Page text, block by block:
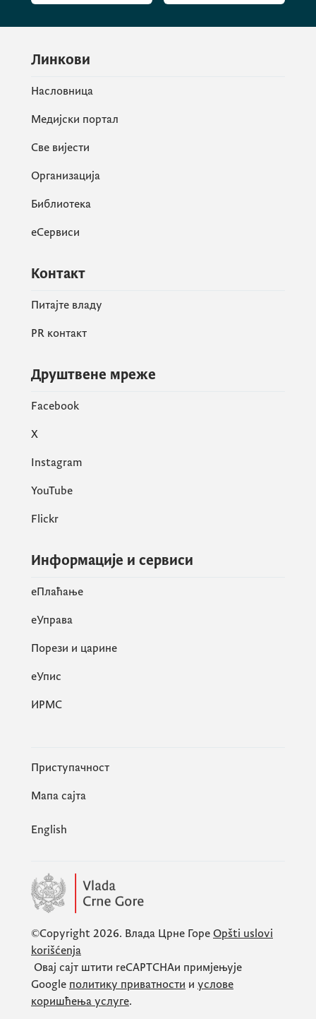
Линкови
Насловница
Медијски портал
Све вијести
Организација
Библиотека
еСервиси
Контакт
Питајте владу
PR контакт
Друштвене мреже
Facebook
X
Instagram
YouTube
Flickr
Информације и сервиси
eПлаћање
еУправа
Порези и царине
eУпис
ИРМС
Приступачност
Мапа сајта
English
©Copyright 2026. Влада Црне Горе Opšti uslovi
korišćenja
Овај сајт штити reCAPTCHAи примјењује
Google политику приватности и услове
коришћења услуге.